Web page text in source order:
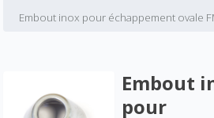
Embout inox pour échappement ovale
Embout
pour